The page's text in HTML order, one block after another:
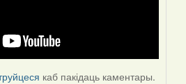
каб пакідаць каментары.